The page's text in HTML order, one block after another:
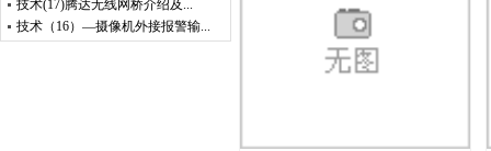
技术(17)腾达无线网桥介绍及...
技术（16）—摄像机外接报警输...